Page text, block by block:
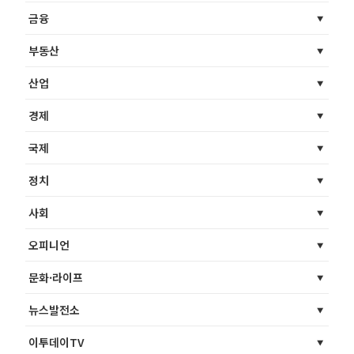
금융
부동산
산업
경제
국제
정치
사회
오피니언
문화·라이프
뉴스발전소
이투데이TV